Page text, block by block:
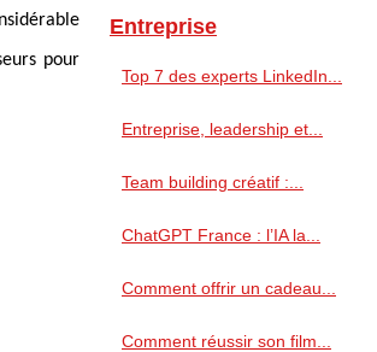
pour
Entreprise
Top 7 des experts LinkedIn...
Entreprise, leadership et...
Team building créatif :...
ChatGPT France : l’IA la...
Comment offrir un cadeau...
Comment réussir son film...